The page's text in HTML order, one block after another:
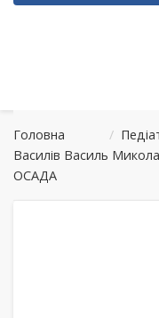
Головна /
Василів Василь
ОСАДА